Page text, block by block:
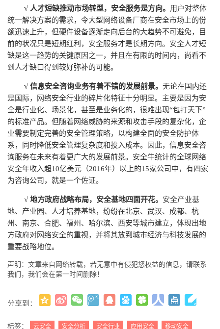
√ 人才短缺推动市场转型，安全服务是方向。 用户对整体
统一解决方案的需求，令大型网络设备厂商在安全市场上的份
额迅速上升，但硬件设备逐渐走向后台的大趋势不可避免，目
前的状况只是短期红利，安全服务才是长期方向。安全人才短
缺是这一趋势的关键原因之一，并且在有限的时间内，尚看不
到人才缺口得到较好弥补的可能。
√ 信息安全咨询业务有着不错的发展前景。 无论在国内还
是国际，网络安全行业的碎片化特征十分明显。主要是因为安
全是行业化、场景化，甚至是业务化的，很难出现“包打天下”
的标准产品。但随着网络威胁的来源和攻击手段的复杂化，企
业需要制定完善的安全管理策略，以构建全面的安全防护体
系，同时降低安全管理复杂度和投入成本。因此，信息安全咨
询服务在未来有着更广大的发展前景。安全牛统计的全球网络
安全年收入超10亿美元（2016年）以上的15家公司中，有四家
为咨询公司，就是一个佐证。
√ 地方政府战略布局，安全基地四面开花。 安全产业基
地、产业园、人才培养基地，纷纷在北京、武汉、成都、杭
州、南京、合肥、福州、哈尔滨、西安等城市建立，体现出地
方政府对网络安全的重视，并将其放到城市经济与科技发展的
重要战略地位。
声明：文章来自网络转载，若无意中有侵犯您权益的信息，请联系
我们，我们会在第一时间删除！
分享到：
( )
标签： 云安全 安全分析 安全行业 应用安全
移动安全